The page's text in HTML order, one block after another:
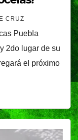
CRUZ
Puebla
2do lugar de su
el próximo